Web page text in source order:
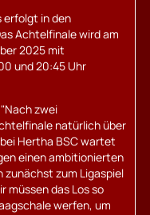
erfolgt in den
Achtelfinale wird am
2025 mit
und 20:45 Uhr
"Nach zwei
natürlich über
Hertha BSC wartet
einen ambitionierten
zunächst zum Ligaspiel
müssen das Los so
werfen, um